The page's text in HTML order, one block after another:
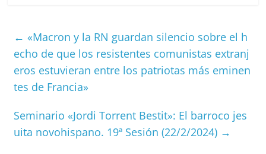
e
b
o
o
k
l s
A
p
p
h
at
a
d
s
l p
ar
tir
← «Macron y la RN guardan silencio sobre el h
echo de que los resistentes comunistas extranj
eros estuvieran entre los patriotas más eminen
tes de Francia»
Seminario «Jordi Torrent Bestit»: El barroco jes
uita novohispano. 19ª Sesión (22/2/2024) →